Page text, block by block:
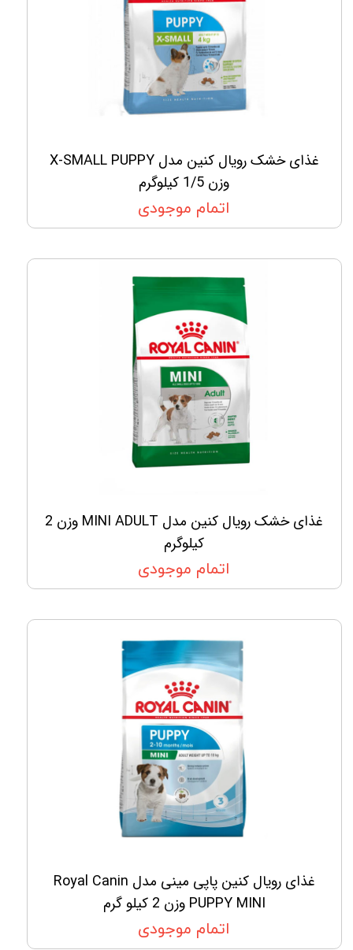
غذای خشک رویال کنین مدل X-SMALL PUPPY
وزن 1/5 کیلوگرم
اتمام موجودی
غذای خشک رویال کنین مدل MINI ADULT وزن 2
کیلوگرم
اتمام موجودی
غذای رویال کنین پاپی مینی مدل Royal Canin
PUPPY MINI وزن 2 کیلو گرم
اتمام موجودی